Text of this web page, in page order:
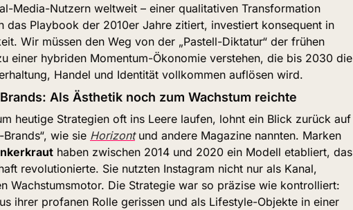
Media-Nutzern weltweit – einer qualitativen Transformation
das Playbook der 2010er Jahre zitiert, investiert konsequent in
Wir müssen den Weg von der „Pastell-Diktatur“ der frühen
einer hybriden Momentum-Ökonomie verstehen, die bis 2030 die
Handel und Identität vollkommen auflösen wird.
Als Ästhetik noch zum Wachstum reichte
heutige Strategien oft ins Leere laufen, lohnt ein Blick zurück auf
wie sie Horizont und andere Magazine nannten. Marken
haben zwischen 2014 und 2020 ein Modell etabliert, das
revolutionierte. Sie nutzten Instagram nicht nur als Kanal,
Wachstumsmotor. Die Strategie war so präzise wie kontrolliert:
ihrer profanen Rolle gerissen und als Lifestyle-Objekte in einer